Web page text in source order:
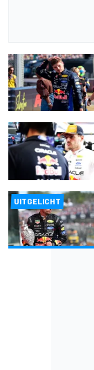
UITGELICHT